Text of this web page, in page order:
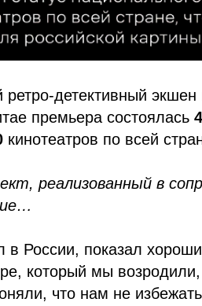
ретро-детективный
премьера состоялась
кинотеатров по всей
реализованный в
России, показал
который мы возродили,
что нам не